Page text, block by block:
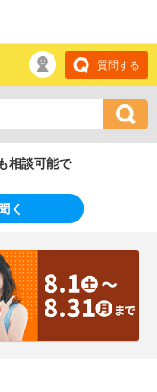
質問する
相談可能で
く